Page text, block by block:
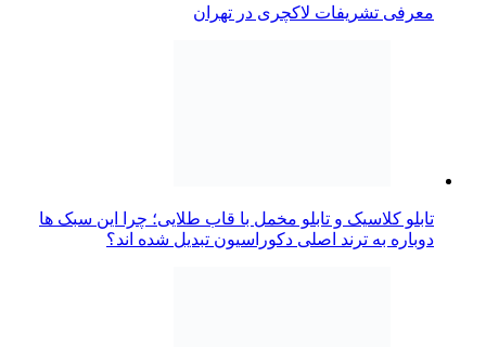
معرفی تشریفات لاکچری در تهران
تابلو کلاسیک و تابلو مخمل با قاب طلایی؛ چرا این سبک ها
دوباره به ترند اصلی دکوراسیون تبدیل شده اند؟